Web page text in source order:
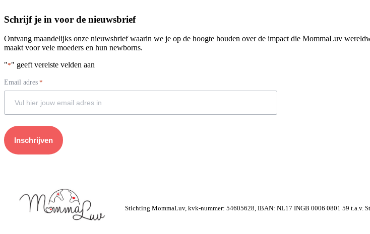
Schrijf je in voor de nieuwsbrief
Ontvang maandelijks onze nieuwsbrief waarin we je op de hoogte houden over de impact die MommaLuv
maakt voor vele moeders en hun newborns.
"*" geeft vereiste velden aan
Email adres *
Stichting MommaLuv, kvk-nummer: 54605628, IBAN: NL17 INGB 0006 0801 59 t.a.v.